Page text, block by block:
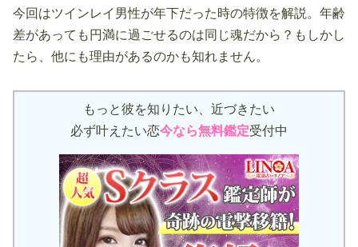
今回はツインレイ男性が年下だった時の特徴を解説。年齢
差があっても円満に過ごせるのは同じ魂だから？もしかし
たら、他にも理由があるのかも知れません。
もっと彼を知りたい、近づきたい
必ず叶えたい恋今なら無料鑑定受付中